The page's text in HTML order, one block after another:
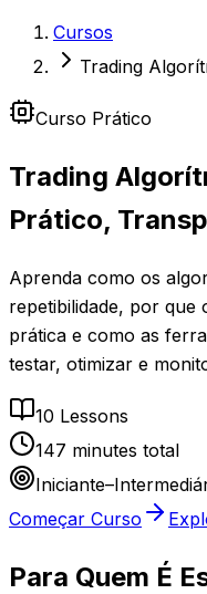
Cursos
Trading
Curso Prático
Trading
Prático,
Aprenda como os
repetibilidade, por
prática e como as
testar, otimizar e
10 Lessons
147 minutes total
Começar Curso
Para Quem É